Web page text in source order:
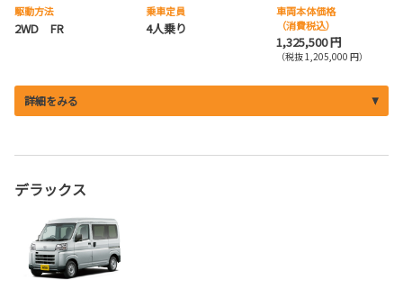
駆動方法
2WD FR
乗車定員
4人乗り
車両本体価格
（消費税込）
1,325,500 円
（税抜 1,205,000 円）
詳細をみる
デラックス